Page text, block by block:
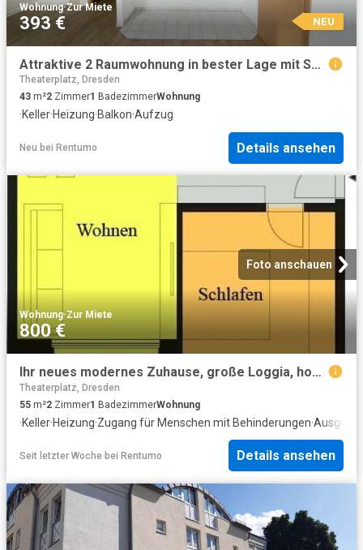
Wohnung·Zur Miete
393 € NEU
Attraktive 2 Raumwohnung in bester Lage mit Südbalkon
Theaterplatz, Dresden
43 m²2 Zimmer1 BadezimmerWohnung
·Keller·Heizung·Balkon·Aufzug
Neu bei Rentumo Details ansehen
Foto anschauen
Wohnung·Zur Miete
800 €
Ihr neues modernes Zuhause, große Loggia, hochwertige EBK, exklusives Bad!
Theaterplatz, Dresden
55 m²2 Zimmer1 BadezimmerWohnung
·Keller·Heizung·Zugang für Menschen mit Behinderungen·
Seit letzter Woche bei Rentumo Details ansehen